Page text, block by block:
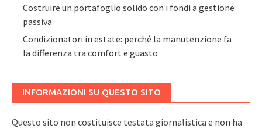
Costruire un portafoglio solido con i fondi a gestione
passiva
Condizionatori in estate: perché la manutenzione fa
la differenza tra comfort e guasto
INFORMAZIONI SU QUESTO SITO
Questo sito non costituisce testata giornalistica e non ha